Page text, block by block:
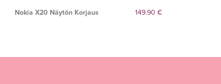
Nokia X20 Näytön Korjaus 149.90 €